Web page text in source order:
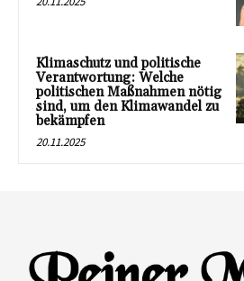
Klimaschutz und politische
Verantwortung: Welche
politischen Maßnahmen nötig
sind, um den Klimawandel zu
bekämpfen
20.11.2025